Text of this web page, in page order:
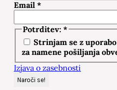
Email *
Potrditev: *
Strinjam se z
za namene pošiljanja
Izjava o zasebnosti